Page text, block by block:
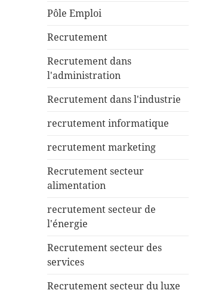
Pôle Emploi
Recrutement
Recrutement dans
l'administration
Recrutement dans l'industrie
recrutement informatique
recrutement marketing
Recrutement secteur
alimentation
recrutement secteur de
l'énergie
Recrutement secteur des
services
Recrutement secteur du luxe